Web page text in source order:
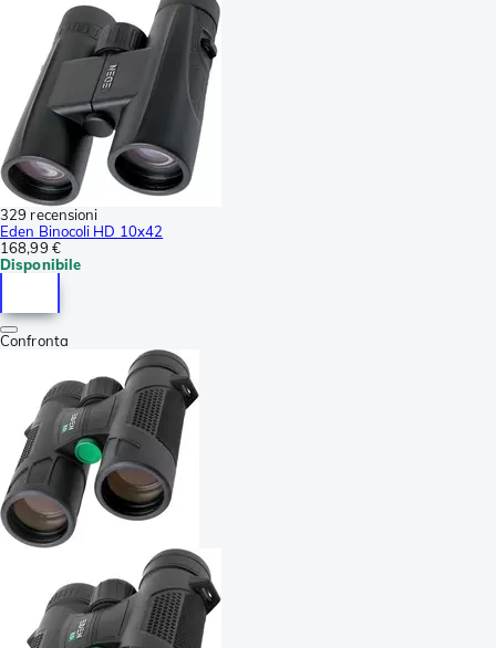
329 recensioni
Eden Binocoli HD 10x42
168,99 €
Disponibile
Confronta